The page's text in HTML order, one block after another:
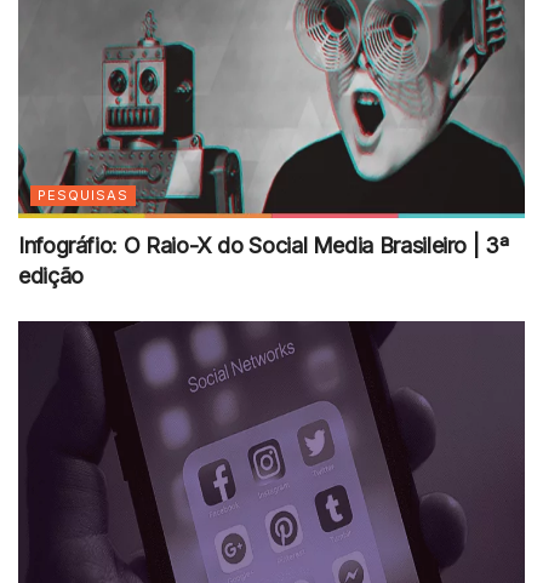
PESQUISAS
Infográfio: O Raio-X do Social Media Brasileiro | 3ª
edição